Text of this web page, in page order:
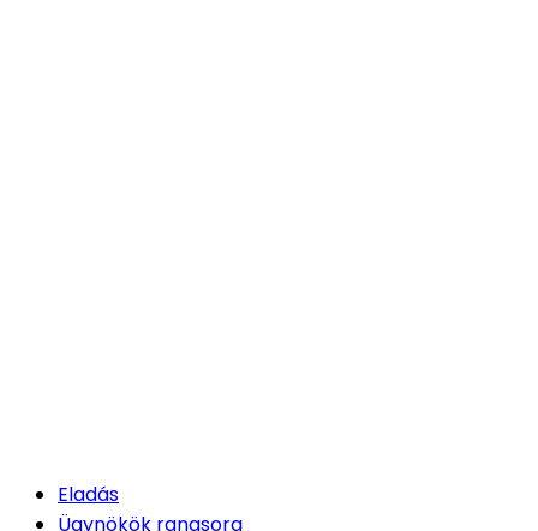
Eladás
Ügynökök rangsora